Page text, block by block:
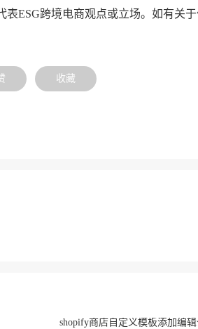
ESG跨境电商观点或立场。如有关
收藏
shopify商店自定义模板添加编